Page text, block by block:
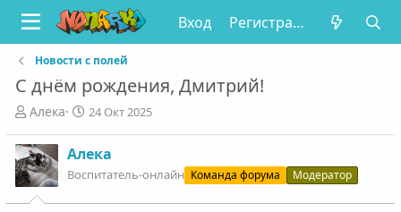
Вход Регистрация
Новости с полей
С днём рождения, Дмитрий!
А
т
о
р
т
Алека
Д
а
н
24 Окт 2025
Алека
Воспитатель-онлайн Команда форума Модератор